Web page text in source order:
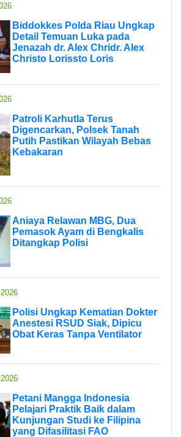
Biddokkes Polda Riau Ungkap
Detail Temuan Luka pada
Jenazah dr. Alex Chridr. Alex
Christo Lorissto Loris
Patroli Karhutla Terus
Digencarkan, Polsek Tanah
Putih Pastikan Wilayah Bebas
Kebakaran
Aniaya Relawan MBG, Dua
Pemasok Ayam di Bengkalis
Ditangkap Polisi
Polisi Ungkap Kematian Dokter
Anestesi RSUD Siak, Dipicu
Obat Keras Tanpa Ventilator
Petani Mangga Indonesia
Pelajari Praktik Baik dalam
Kunjungan Studi ke Filipina
yang Difasilitasi FAO